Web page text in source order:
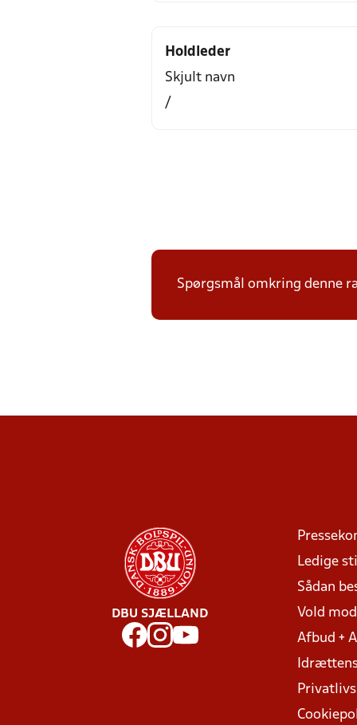
Holdleder
Skjult navn
/
Spørgsmål omkring denne
DBU SJÆLLAND
Ledige
Sådan
Vold
Afbud +